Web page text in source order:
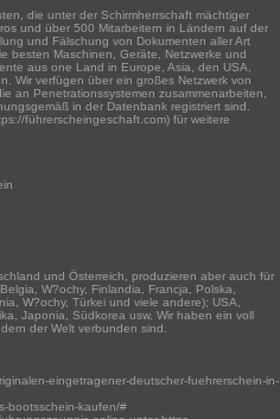
die unter der Schirmherrschaft mächtiger
und über 500 Mitarbeitern in Ländern auf der
und Fälschung von Dokumenten aller Art
besten Maschinen, Geräte, Netzwerke und
aus one Land in Europe, Asia, den USA,
Wir verfügen über ein großes Netzwerk von
an Penetrationssystemen zusammenarbeiten,
in der Datenbank registriert sind.
führerscheingeschaft.com) für weitere
und Österreich, produzieren aber auch für
W?ochy, Finlandia, Francja, Polska,
W?ochy, Türkei und viele andere); USA,
Japonia, Südkorea usw. Wir haben ein voll
der Welt verbunden sind.
eingetragener-deutscher-fuehrerschein-in-
bootsschein-kaufen/#